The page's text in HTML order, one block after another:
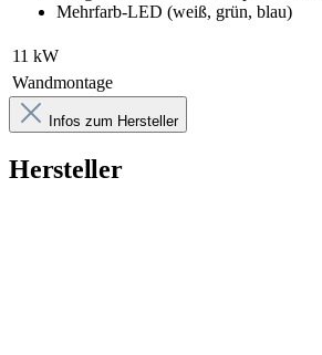
Mehrfarb-LED (weiß, grün, blau)
11 kW
Wandmontage
Infos zum Hersteller
Hersteller